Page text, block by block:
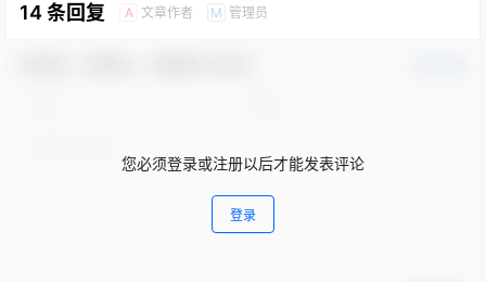
14 条回复 A 文章作者 M 管理员
您必须登录或注册以后才能发表评论
登录